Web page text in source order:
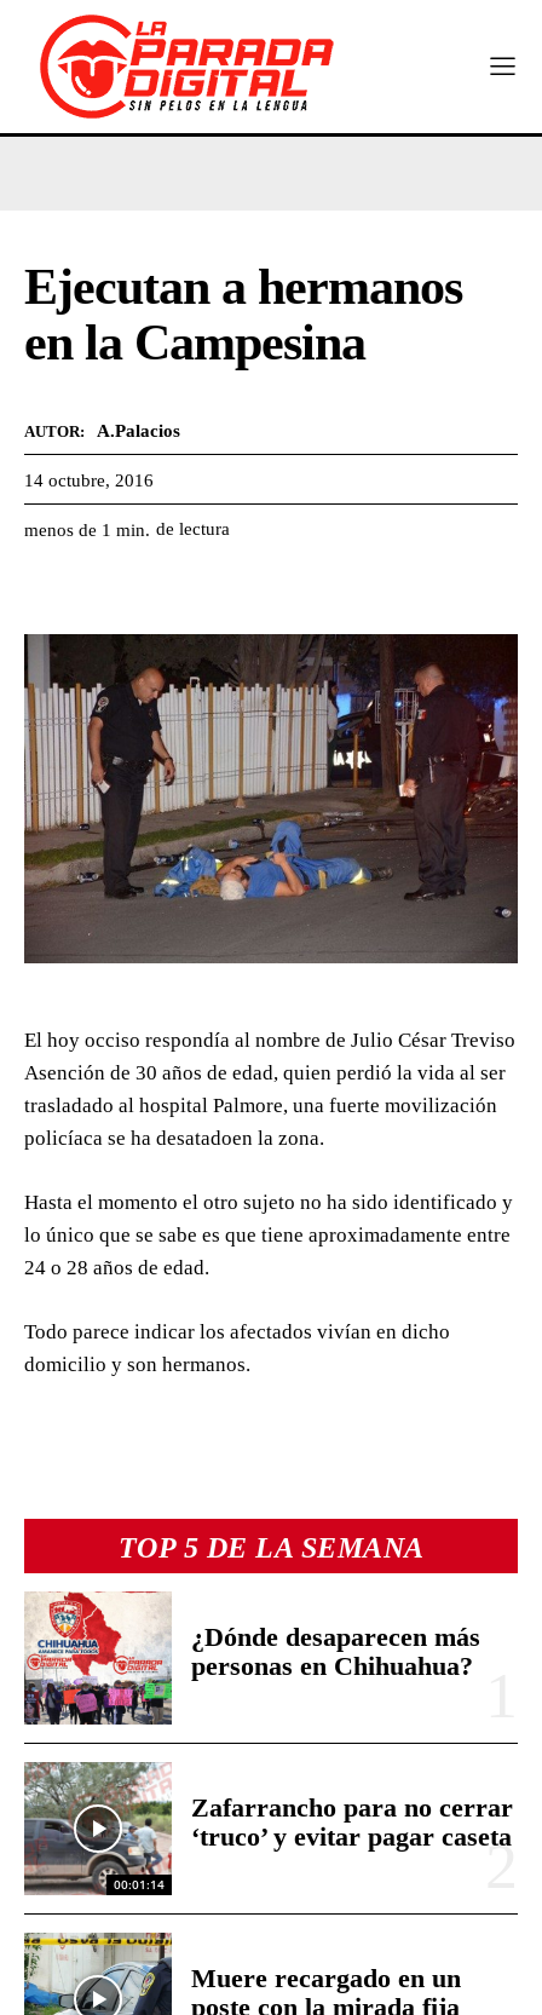
TOP 5 DE LA SEMANA
¿Dónde desaparecen más
personas en Chihuahua?
00:01:14
Zafarrancho para no cerrar
‘truco’ y evitar pagar caseta
Muere recargado en un
poste con la mirada fija
Ejecutan a hermanos
en la Campesina
AUTOR: A.Palacios
14 octubre, 2016
menos de 1 min. de lectura
El hoy occiso respondía al nombre de Julio César Treviso
Asención de 30 años de edad, quien perdió la vida al ser
trasladado al hospital Palmore, una fuerte movilización
policíaca se ha desatadoen la zona.
Hasta el momento el otro sujeto no ha sido identificado y
lo único que se sabe es que tiene aproximadamente entre
24 o 28 años de edad.
Todo parece indicar los afectados vivían en dicho
domicilio y son hermanos.